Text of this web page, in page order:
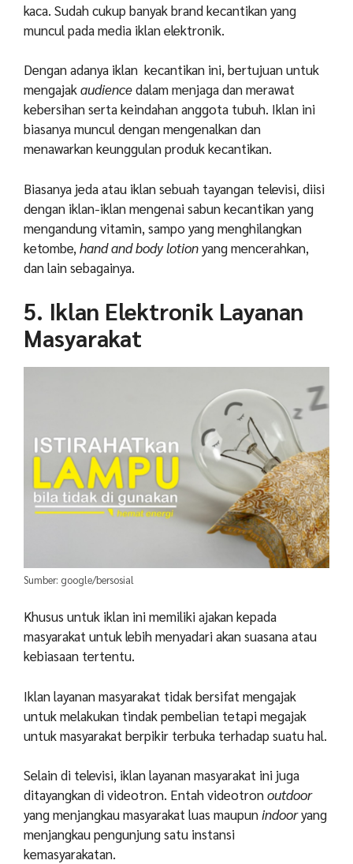
kaca. Sudah cukup banyak brand kecantikan yang
muncul pada media iklan elektronik.
Dengan adanya iklan kecantikan ini, bertujuan untuk
mengajakaudiencedalam menjaga dan merawat
kebersihan serta keindahan anggota tubuh. Iklan ini
biasanya muncul dengan mengenalkan dan
menawarkan keunggulan produk kecantikan.
Biasanya jeda atau iklan sebuah tayangan televisi, diisi
dengan iklan-iklan mengenai sabun kecantikan yang
mengandung vitamin, sampo yang menghilangkan
ketombe, hand and body lotionyang mencerahkan,
dan lain sebagainya.
5. Iklan Elektronik Layanan
Masyarakat
Sumber: google/bersosial
Khusus untuk iklan ini memiliki ajakan kepada
masyarakat untuk lebih menyadari akan suasana atau
kebiasaan tertentu.
Iklan layanan masyarakat tidak bersifat mengajak
untuk melakukan tindak pembelian tetapi megajak
untuk masyarakat berpikir terbuka terhadap suatu hal.
Selain di televisi, iklan layanan masyarakat ini juga
ditayangkan di videotron. Entah videotronoutdoor
yang menjangkau masyarakat luas maupunindooryang
menjangkau pengunjung satu instansi
kemasyarakatan.